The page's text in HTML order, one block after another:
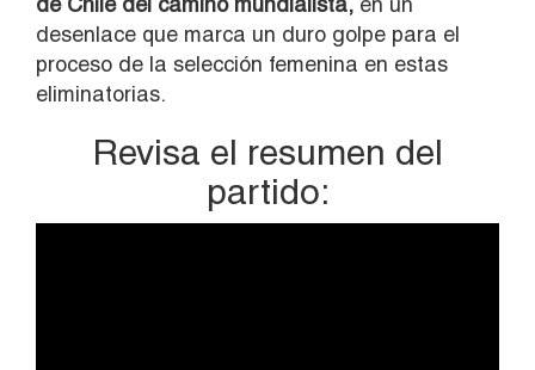
desenlace que marca un duro golpe para el
proceso de la selección femenina en estas
eliminatorias.
Revisa el resumen del
partido: